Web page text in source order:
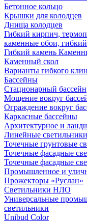
Бетонное кольцо
Крышки для колодцев
Днища колодцев
Гибкий кирпич,
каменные обои,
Гибкий камень
Каменный скол
Варианты гибкого
Бассейны
Стационарный бассейн
Мощение вокруг
Ограждение вокруг
Каркасные бассейны
Архитектурное и
Линейные светильники
Точечные грунтовые
Точечные фасадные
Точечные фасадные
Промышленное и
Прожекторы «Руслан»
Светильники НЛО
Универсальные
светильники
Unibud Color